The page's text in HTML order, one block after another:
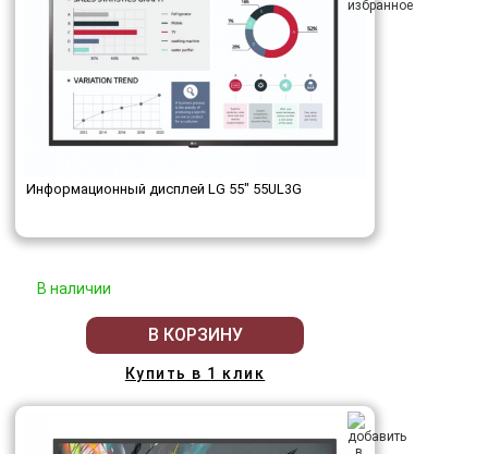
Информационный дисплей LG 55" 55UL3G
В наличии
В КОРЗИНУ
Купить в 1 клик